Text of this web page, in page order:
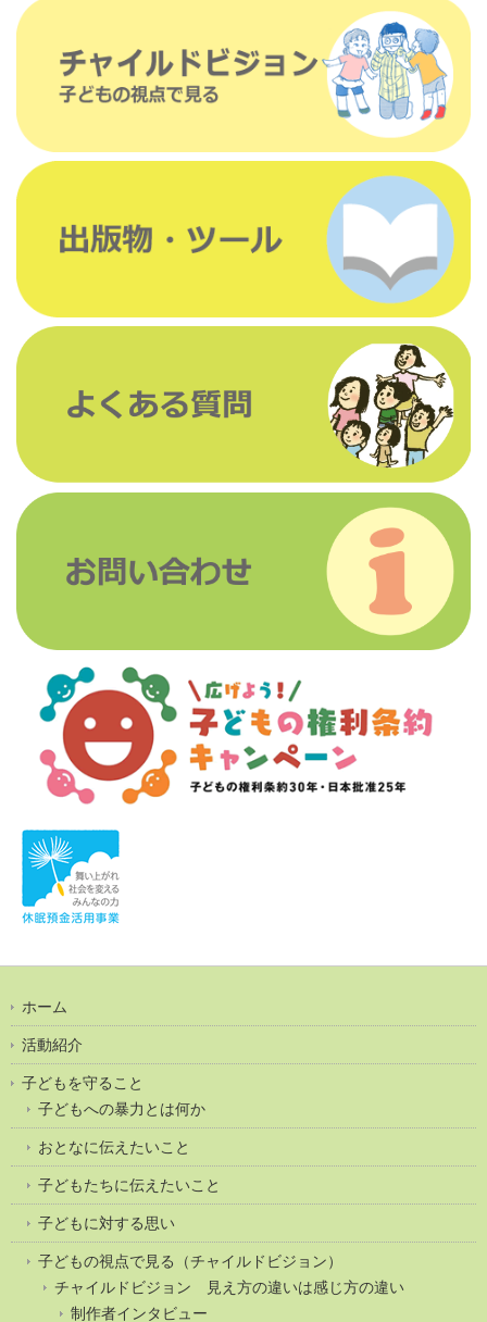
ホーム
活動紹介
子どもを守ること
子どもへの暴力とは何か
おとなに伝えたいこと
子どもたちに伝えたいこと
子どもに対する思い
子どもの視点で見る（チャイルドビジョン）
チャイルドビジョン 見え方の違いは感じ方の違い
制作者インタビュー